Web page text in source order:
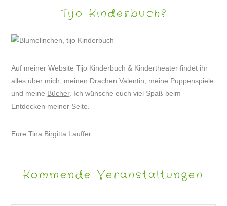
Tijo Kinderbuch?
Auf meiner Website Tijo Kinderbuch & Kindertheater findet ihr
alles über mich , meinen Drachen Valentin , meine Puppenspiele
und meine Bücher. Ich wünsche euch viel Spaß beim
Entdecken meiner Seite.
Eure Tina Birgitta Lauffer
Kommende Veranstaltungen